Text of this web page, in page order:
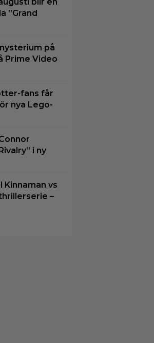
”Grand
på
Prime Video
fans får
nya Lego-
i ny
Kinnaman vs
–